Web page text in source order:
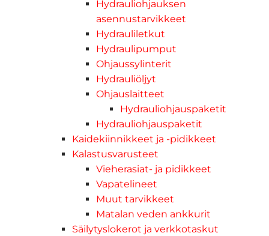
Hydrauliohjauksen
asennustarvikkeet
Hydrauliletkut
Hydraulipumput
Ohjaussylinterit
Hydrauliöljyt
Ohjauslaitteet
Hydrauliohjauspaketit
Hydrauliohjauspaketit
Kaidekiinnikkeet ja -pidikkeet
Kalastusvarusteet
Vieherasiat- ja pidikkeet
Vapatelineet
Muut tarvikkeet
Matalan veden ankkurit
Säilytyslokerot ja verkkotaskut